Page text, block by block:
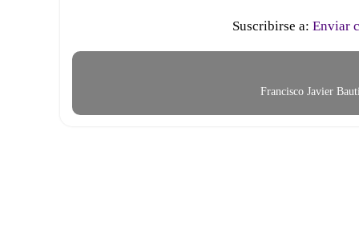
Suscribirse a: Enviar
Francisco Javier